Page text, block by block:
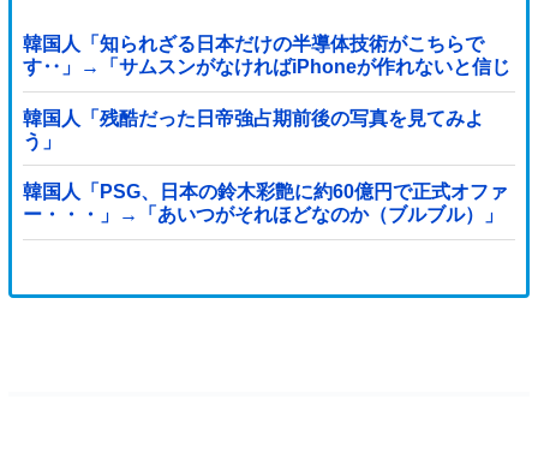
韓国人「知られざる日本だけの半導体技術がこちらで
す‥」→「サムスンがなければiPhoneが作れないと信じ
ていたのに‥」
韓国人「残酷だった日帝強占期前後の写真を見てみよ
う」
韓国人「PSG、日本の鈴木彩艶に約60億円で正式オファ
ー・・・」→「あいつがそれほどなのか（ブルブル）」
「レギュラーとして出れるとは思わないけど、それでも